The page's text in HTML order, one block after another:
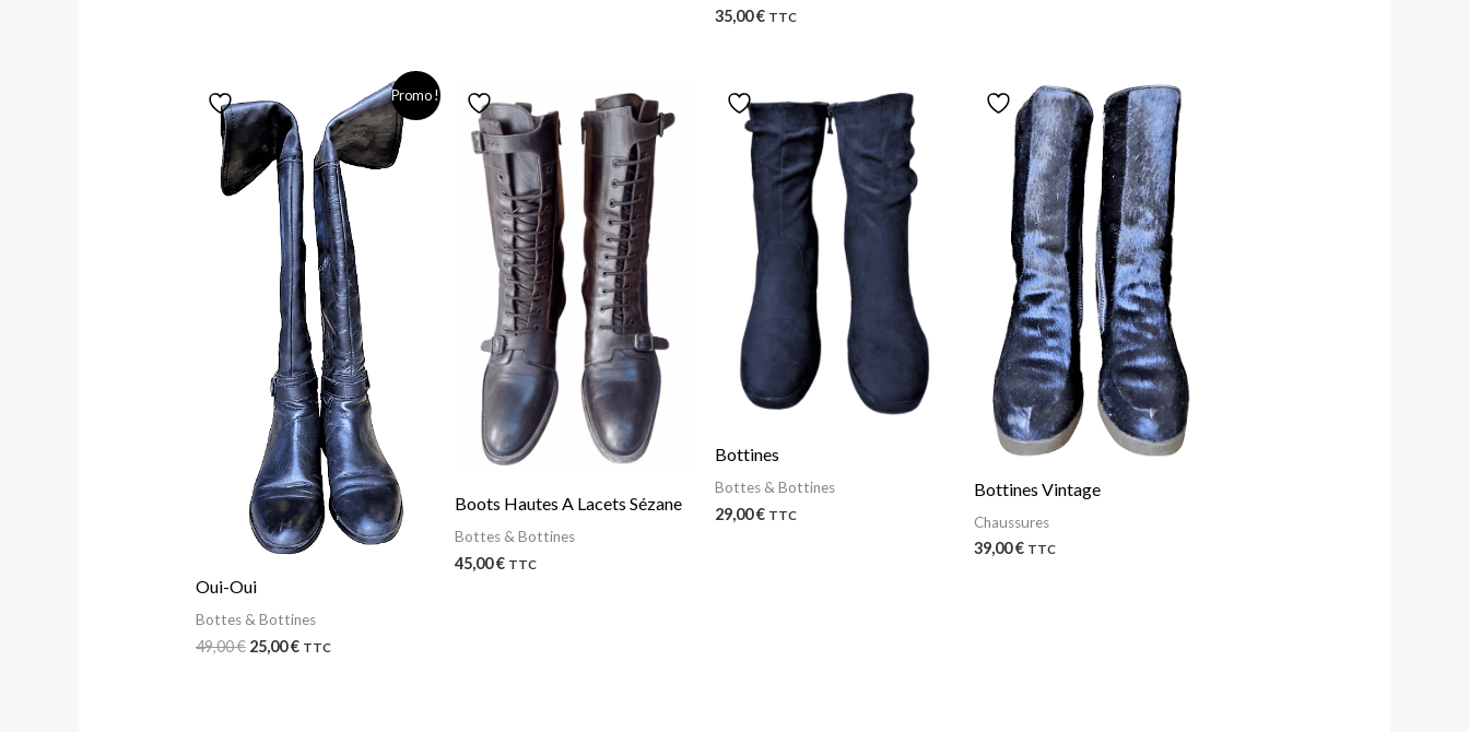
35,00€ TTC
Promo !
Oui-Oui
Bottes & Bottines
49,00€
prix
initial
était :
49,00 €.
25,00€
actuel
est :
25,00 €.
TTC
Boots Hautes A Lacets Sézane
Bottes & Bottines
45,00€ TTC
Bottines
Bottes & Bottines
29,00€ TTC
Bottines Vintage
Chaussures
39,00€ TTC